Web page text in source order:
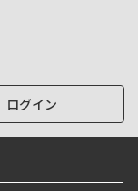
ログイン